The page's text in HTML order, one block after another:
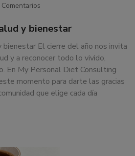
Comentarios
y bienestar
El cierre del año nos invita
y a reconocer todo lo vivido,
En My Personal Diet Consulting
momento para darte las gracias
que elige cada día